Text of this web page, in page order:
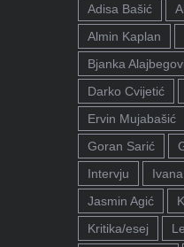
Adisa Bašić
Almin Kaplan
Bjanka
Darko Cvijetić
Ervin Mujabašić
Goran Sarić
Intervju
Jasmin Agić
Kritika/esej